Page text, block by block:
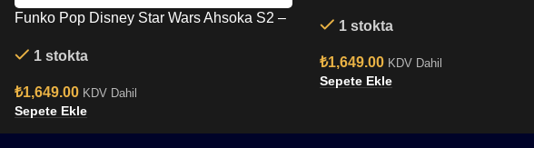
Funko Pop Disney Star Wars Ahsoka S2 –
Head1 stokta
₺1,649.00 KDV Dahil
Sepete Ekle
1 stokta
₺1,649.00 KDV Dahil
Sepete Ekle